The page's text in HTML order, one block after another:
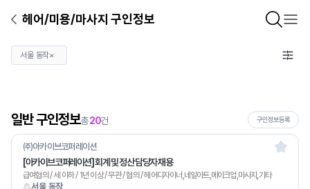
헤어/미용/마사지 구인정보
서울 동작×
일반 구인정보총20건 구인정보등록
서울 동작
㈜아카이브코퍼레이션
[아카이브코퍼레이션] 회계 및 정산 담당자 채용
급여협의 / 세 이하 / 1년 이상 / 무관 / 협의 / 헤어디자이너,네일아트,메이크업,마사지,기타